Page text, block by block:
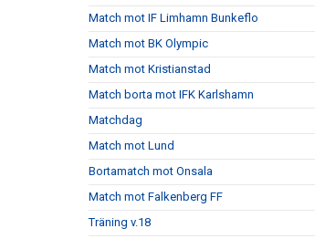
Match mot IF Limhamn Bunkeflo
Match mot BK Olympic
Match mot Kristianstad
Match borta mot IFK Karlshamn
Matchdag
Match mot Lund
Bortamatch mot Onsala
Match mot Falkenberg FF
Träning v.18